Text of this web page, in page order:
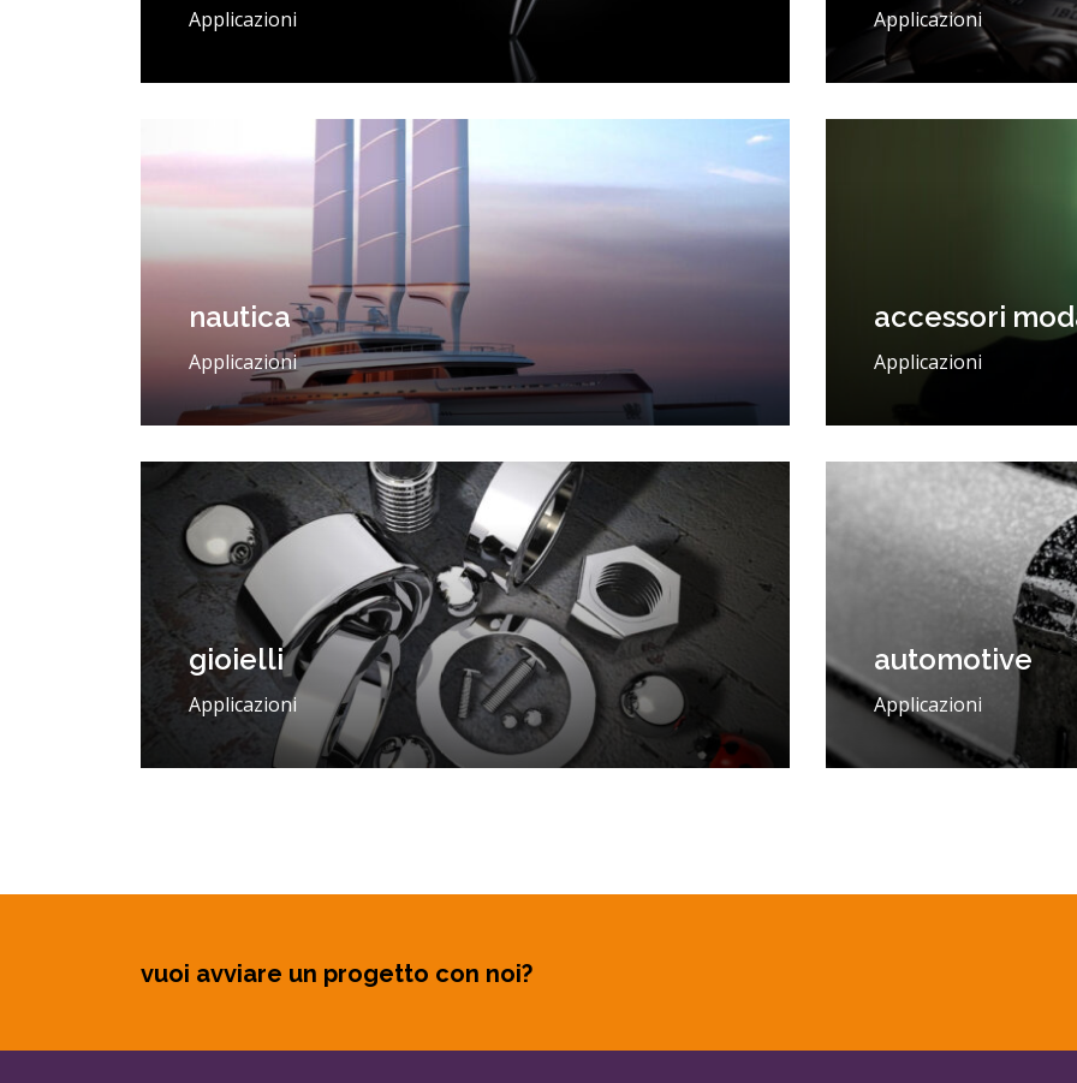
Applicazioni Applicazioni
nautica
Applicazioni
accessori
Applicazioni
gioielli
Applicazioni
automotive
Applicazioni
vuoi avviare un progetto con noi?